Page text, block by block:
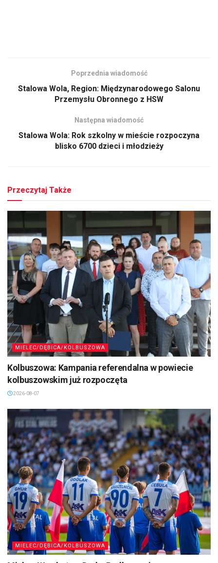
Poprzednia wiadomość
Stalowa Wola, Region: Międzynarodowego Salonu
Przemysłu Obronnego z HSW
Następna wiadomość
Stalowa Wola: Rok szkolny w mieście rozpoczyna
blisko 6700 dzieci i młodzieży
Przeczytaj Także
MIELEC/DĘBICA/KOLBUSZOWA
Kolbuszowa: Kampania referendalna w powiecie
kolbuszowskim już rozpoczęta
2026-08-07
MIELEC/DĘBICA/KOLBUSZOWA